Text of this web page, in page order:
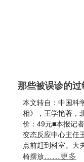
那些被误诊的过
本文转自：中国
相》，王学艳著，
价：49元■本报记
变态反应中心主任
点前赶到科室。大
椅摆放……更多